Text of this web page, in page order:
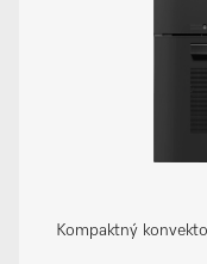
Kompaktný